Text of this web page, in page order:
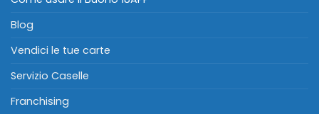
Blog
Vendici le tue carte
Servizio Caselle
Franchising